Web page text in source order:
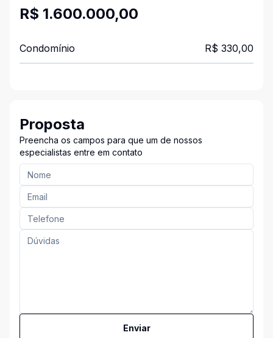
R$ 1.600.000,00
Condomínio R$ 330,00
Proposta
Preencha os campos para que um de nossos
especialistas entre em contato
Enviar